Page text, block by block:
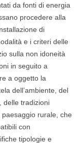
da fonti di energia
procedere alla
di
e i criteri delle
sulla non idoneità
in seguito a
a oggetto la
dell’ambiente, del
delle tradizioni
rurale, che
con
tipologie e